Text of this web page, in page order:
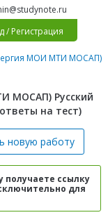
/ Регистрация
МОИ МТИ МОСАП)
МОСАП) Русский
на тест)
новую работу
получаете ссылку
для